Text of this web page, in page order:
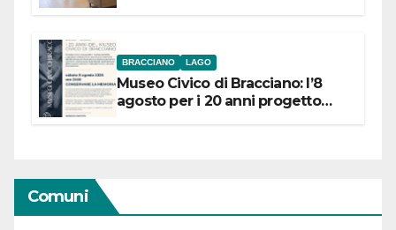
BRACCIANO LAGO
Museo Civico di Bracciano: l’8
agosto per i 20 anni progetto
Comuni